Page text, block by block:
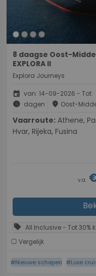
8 daagse Oost-
EXPLORA II
Explora Journeys
event van: 14-09-2026 - Tot:
schedule dagen place Oost-
Vaarroute:
Hvar, Rijeka, Fusina
v.a.
sell All Inclusive - Tot 30%
Vergelijk
#Nieuwe schepen #Luxe